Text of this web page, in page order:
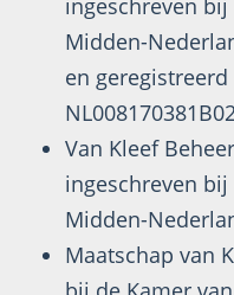
ingeschreven
Midden-
en
Van Kleef
ingeschreven
Midden-
Maatschap van